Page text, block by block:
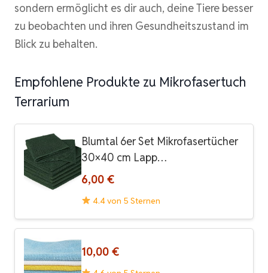
sondern ermöglicht es dir auch, deine Tiere besser
zu beobachten und ihren Gesundheitszustand im
Blick zu behalten.
Empfohlene Produkte zu Mikrofasertuch
Terrarium
Blumtal 6er Set Mikrofasertücher
30×40 cm Lapp…
6,00 €
4.4 von 5 Sternen
10,00 €